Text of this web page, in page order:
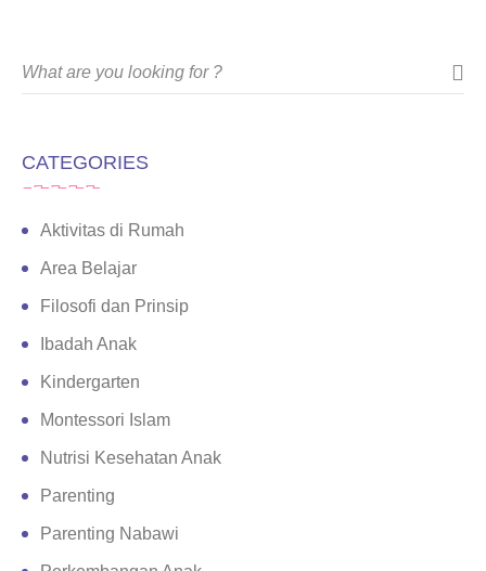
CATEGORIES
Aktivitas di Rumah
Area Belajar
Filosofi dan Prinsip
Ibadah Anak
Kindergarten
Montessori Islam
Nutrisi Kesehatan Anak
Parenting
Parenting Nabawi